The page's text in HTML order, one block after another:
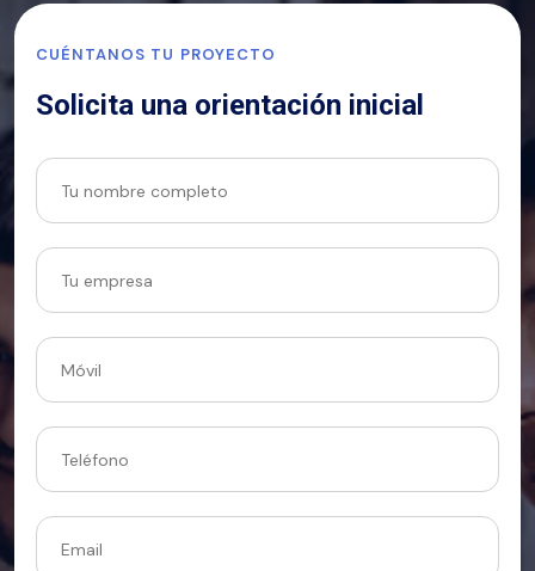
CUÉNTANOS TU PROYECTO
Solicita una orientación inicial